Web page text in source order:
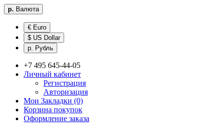
р. Валюта
€ Euro
$ US Dollar
р. Рубль
+7 495 645-44-05
Личный кабинет
Регистрация
Авторизация
Мои Закладки (0)
Корзина покупок
Оформление заказа